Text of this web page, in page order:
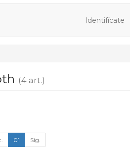
Identifícate
(4 art.)
01 Sig.